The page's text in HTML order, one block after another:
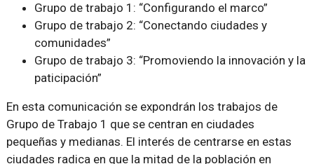
Grupo de trabajo 1: “Configurando el marco”
Grupo de trabajo 2: “Conectando ciudades y
comunidades”
Grupo de trabajo 3: “Promoviendo la innovación y la
paticipación”
En esta comunicación se expondrán los trabajos de
Grupo de Trabajo 1 que se centran en ciudades
pequeñas y medianas. El interés de centrarse en estas
ciudades radica en que la mitad de la población en